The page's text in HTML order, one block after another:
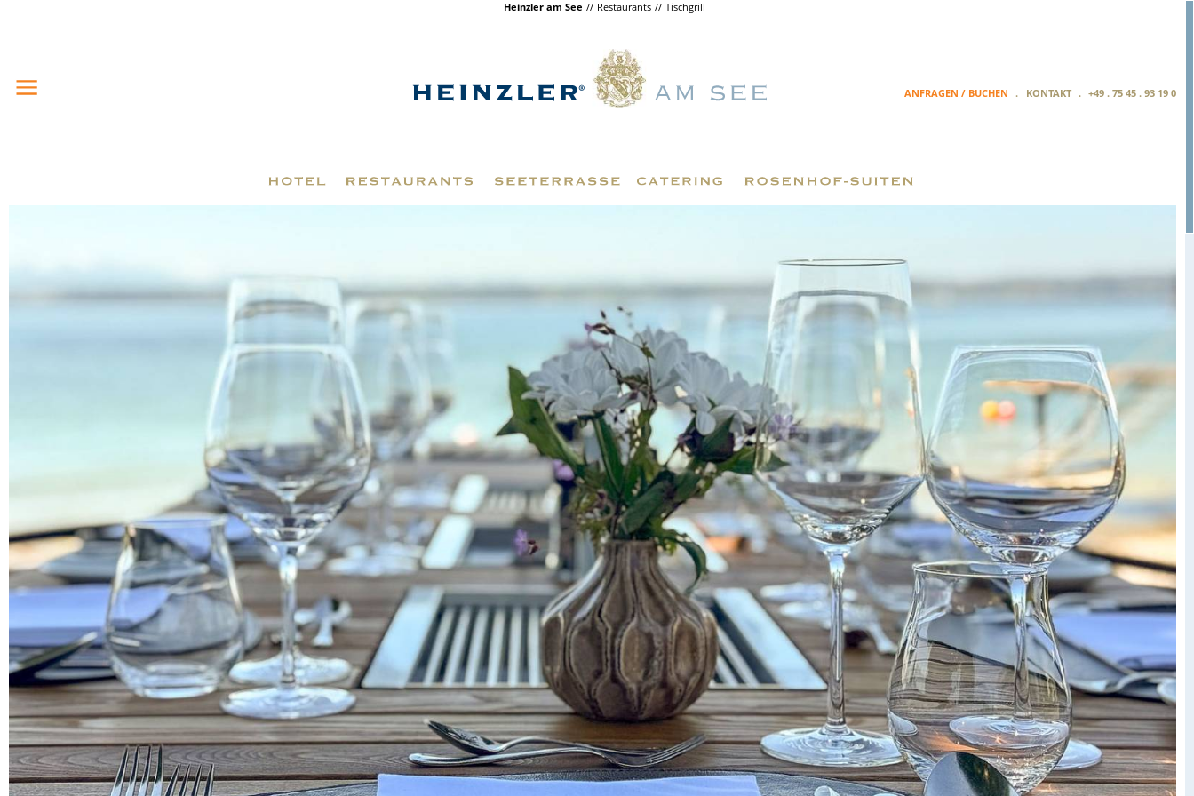
ANFRAGEN / BUCHEN KONTAKT +49 . 75 45 . 93 19 0
Heinzler am See Restaurants Tischgrill